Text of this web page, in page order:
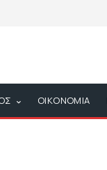
ΟΙΚΟΝΟΜΙΑ